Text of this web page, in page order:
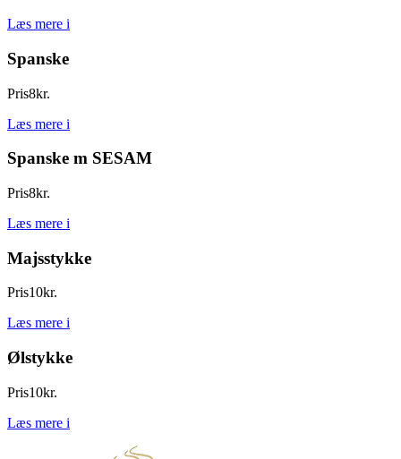
Læs mere i
Spanske
Pris8kr.
Læs mere i
Spanske m SESAM
Pris8kr.
Læs mere i
Majsstykke
Pris10kr.
Læs mere i
Ølstykke
Pris10kr.
Læs mere i